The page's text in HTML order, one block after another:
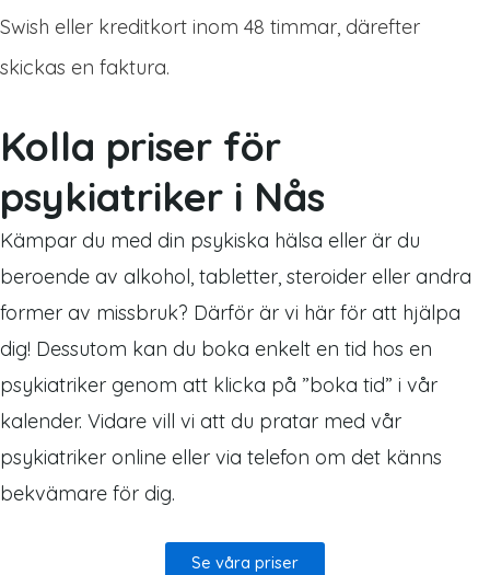
Swish eller kreditkort inom 48 timmar, därefter
skickas en faktura.
Kolla priser för
psykiatriker i Nås
Kämpar du med din psykiska hälsa eller är du
beroende av alkohol, tabletter, steroider eller andra
former av missbruk? Därför är vi här för att hjälpa
dig! Dessutom kan du boka enkelt en tid hos en
psykiatriker genom att klicka på ”boka tid” i vår
kalender. Vidare vill vi att du pratar med vår
psykiatriker online eller via telefon om det känns
bekvämare för dig.
Se våra priser